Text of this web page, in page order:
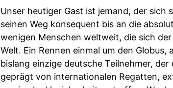
Unser heutiger Gast ist jemand, der
seinen Weg konsequent bis an die
wenigen Menschen weltweit, die sich
Welt. Ein Rennen einmal um den
bislang einzige deutsche Teilnehmer,
geprägt von internationalen Regatten,